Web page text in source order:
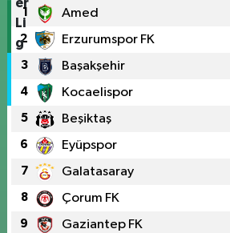
1 Amed
2 Erzurumspor FK
3 Başakşehir
4 Kocaelispor
5 Beşiktaş
6 Eyüpspor
7 Galatasaray
8 Çorum FK
9 Gaziantep FK